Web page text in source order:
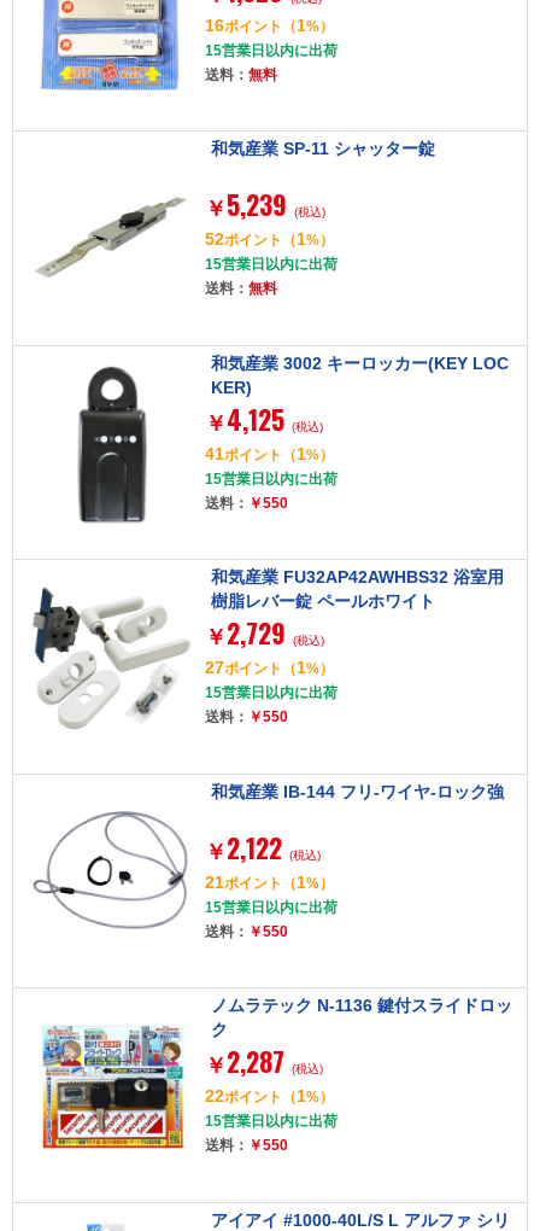
16ポイント （1%）
15営業日以内に出荷
送料： 無料
和気産業 SP-11 シャッター錠
￥ 5,239 (税込)
52ポイント （1%）
15営業日以内に出荷
送料： 無料
和気産業 3002 キーロッカー(KEY LOC
KER)
￥ 4,125 (税込)
41ポイント （1%）
15営業日以内に出荷
送料： ￥550
和気産業 FU32AP42AWHBS32 浴室用
樹脂レバー錠 ペールホワイト
￥ 2,729 (税込)
27ポイント （1%）
15営業日以内に出荷
送料： ￥550
和気産業 IB-144 フリ-ワイヤ-ロック強
￥ 2,122 (税込)
21ポイント （1%）
15営業日以内に出荷
送料： ￥550
ノムラテック N-1136 鍵付スライドロッ
ク
￥ 2,287 (税込)
22ポイント （1%）
15営業日以内に出荷
送料： ￥550
アイアイ #1000-40L/S L アルファ シリ